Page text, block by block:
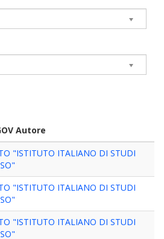
Autore
"ISTITUTO ITALIANO DI STUDI
"ISTITUTO ITALIANO DI STUDI
"ISTITUTO ITALIANO DI STUDI